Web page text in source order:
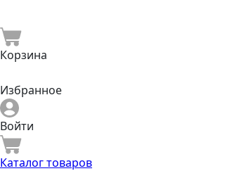
Корзина
Избранное
Войти
Каталог товаров